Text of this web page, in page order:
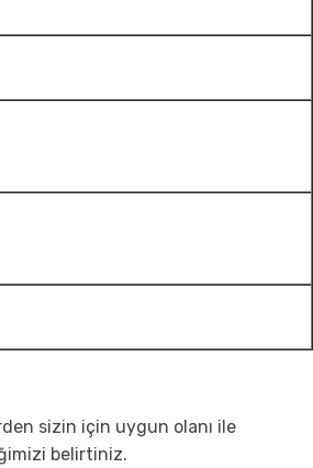
sizin için uygun olanı ile
belirtiniz.